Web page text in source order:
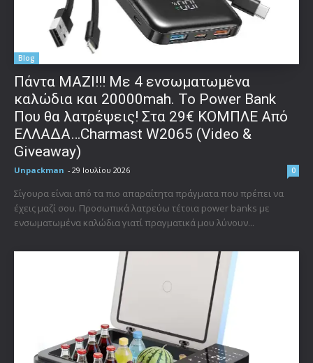
Blog
Πάντα ΜΑΖΙ!!! Με 4 ενσωματωμένα
καλώδια και 20000mah. Το Power Bank
Που θα λατρέψεις! Στα 29€ ΚΟΜΠΛΕ Από
ΕΛΛΑΔΑ…Charmast W2065 (Video &
Giveaway)
Unpackman - 29 Ιουλίου 2026 0
Σίγουρα είναι από τα πιο απαραίτητα πράγματα που πρέπει να
έχεις μαζί σου. Προσωπικά λατρεύω τέτοια power banks με
ενσωματωμένα καλώδια γιατί πραγματικά μου λύνουν...